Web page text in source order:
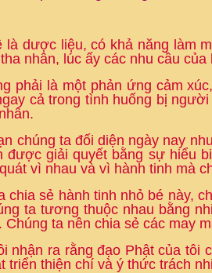
là dược liệu, có khả năng làm
nhân, lúc ấy các nhu cầu
phải là một phản ứng cảm
cả trong tình huống bị
chúng ta đối diện ngày nay
được giải quyết bằng sự hiểu
vì nhau và vì hành tinh mà
chia sẻ hành tinh nhỏ bé này,
ta tương thuộc nhau bằng
Chúng ta nên chia sẻ các may
nhận ra rằng đạo Phật của
triển thiện chí và ý thức trách